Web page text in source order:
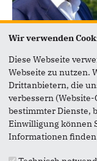
19.06.2026
Liminski
der
Die
weitere
Wir verwenden
Diese Webseite
Webseite zu nutzen.
Drittanbietern, die
verbessern
bestimmter Dienste,
Einwilligung können
Informationen